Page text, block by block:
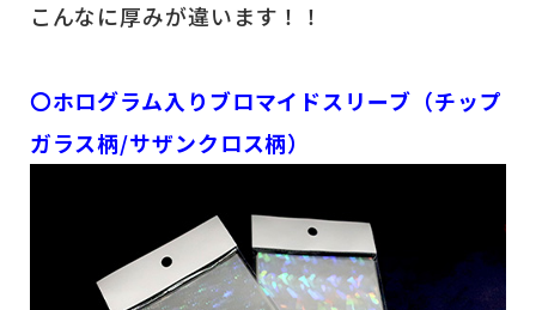
こんなに厚みが違います！！
〇ホログラム入りブロマイドスリーブ（チップ
ガラス柄/サザンクロス柄）